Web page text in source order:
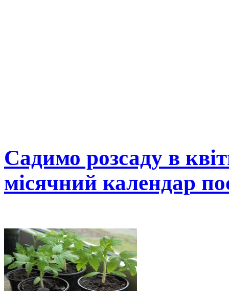
Садимо розсаду в
місячний календар